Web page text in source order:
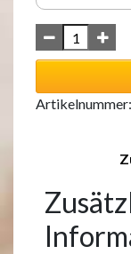
Artikelnummer: